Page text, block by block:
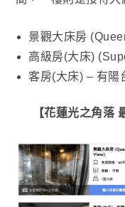
景觀大床房
高級房(大床)
客房(大床) – 有
【花蓮光之角落